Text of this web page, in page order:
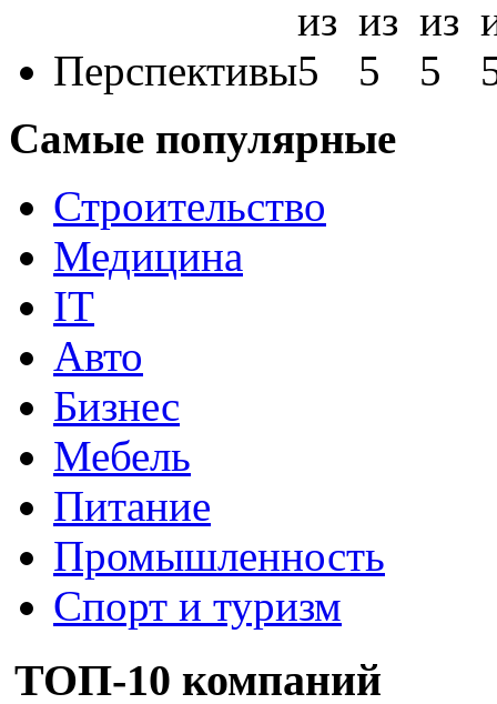
Перспективы
Самые популярные
Строительство
Медицина
IT
Авто
Бизнес
Мебель
Питание
Промышленность
Спорт и туризм
ТОП-10 компаний